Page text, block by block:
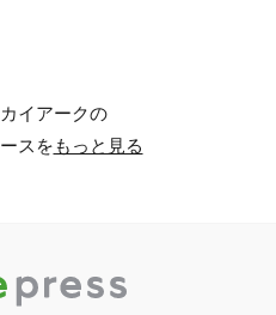
イアークの
スをもっと見る